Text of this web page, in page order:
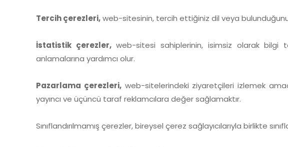
Tercih çerezleri,web-sitesinin, tercih ettiğiniz dil veya
İstatistik çerezler,web-sitesi sahiplerinin, isimsiz olarak bilgi
anlamalarına yardımcı olur.
Pazarlama çerezleri,web-sitelerindeki ziyaretçileri izlemek
yayıncı ve üçüncü taraf reklamcılara değer sağlamaktır.
Sınıflandırılmamış çerezler, bireysel çerez sağlayıcılarıyla birlikte